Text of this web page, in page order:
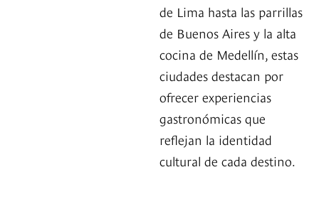
de Lima hasta las parrillas
de Buenos Aires y la alta
cocina de Medellín, estas
ciudades destacan por
ofrecer experiencias
gastronómicas que
reflejan la identidad
cultural de cada destino.